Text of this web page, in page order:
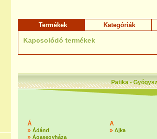
Termékek Kategóriák
Kapcsolódó termékek
Patika -
Á
» Ádánd
» Ágasegyháza
A
» Ajka